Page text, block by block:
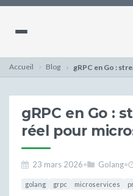
Accueil Blog gRPC en Go :
gRPC en Go :
réel pour
23 mars 2026• Golang•
golang grpc microservices